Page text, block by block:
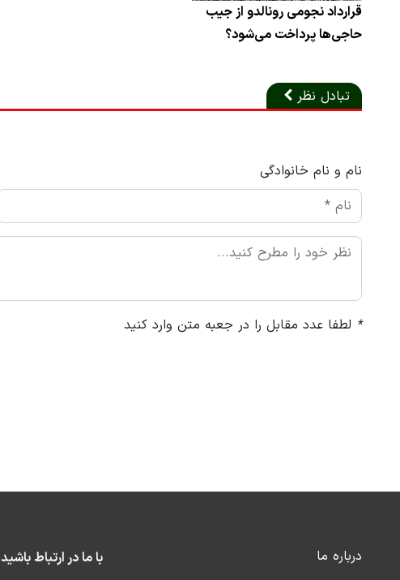
قرارداد نجومی رونالدو از جیب
حاجی‌ها پرداخت می‌شود؟
تبادل نظر
نام و نام خانوادگی
* لطفا عدد مقابل را در جعبه متن وارد کنید
درباره ما
با ما در ارتباط باشید